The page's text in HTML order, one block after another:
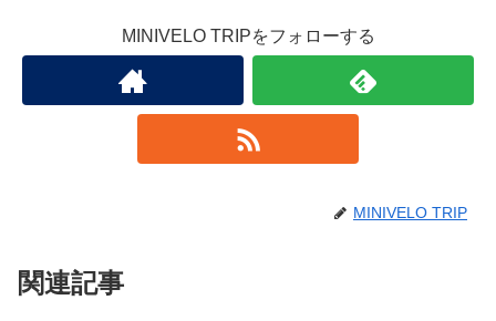
MINIVELO TRIPをフォローする
MINIVELO TRIP
関連記事